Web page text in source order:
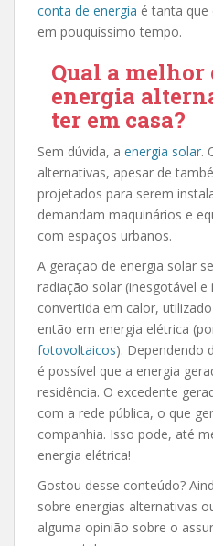
conta de energia é tanta que
em pouquíssimo tempo.
Qual a melhor
energia
ter em casa?
Sem dúvida, a energia solar.
alternativas, apesar de
projetados para serem
demandam maquinários e
com espaços urbanos.
A geração de energia solar
radiação solar (inesgotável
convertida em calor,
então em energia elétrica
fotovoltaicos). Dependendo
é possível que a energia
residência. O excedente
com a rede pública, o que
companhia. Isso pode, até
energia elétrica!
Gostou desse conteúdo?
sobre energias alternativas
alguma opinião sobre o